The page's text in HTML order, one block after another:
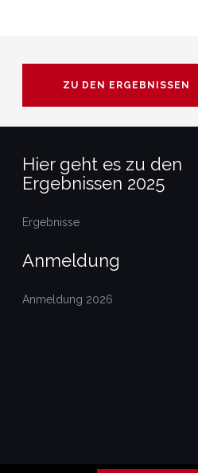
ZU DEN ERGEBNISSEN
Hier geht es zu den
Ergebnissen 2025
Ergebnisse
Anmeldung
Anmeldung 2026